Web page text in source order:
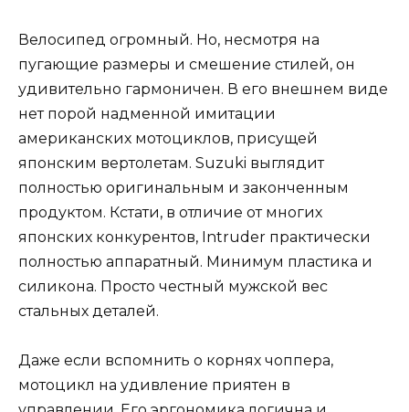
Велосипед огромный. Но, несмотря на
пугающие размеры и смешение стилей, он
удивительно гармоничен. В его внешнем виде
нет порой надменной имитации
американских мотоциклов, присущей
японским вертолетам. Suzuki выглядит
полностью оригинальным и законченным
продуктом. Кстати, в отличие от многих
японских конкурентов, Intruder практически
полностью аппаратный. Минимум пластика и
силикона. Просто честный мужской вес
стальных деталей.
Даже если вспомнить о корнях чоппера,
мотоцикл на удивление приятен в